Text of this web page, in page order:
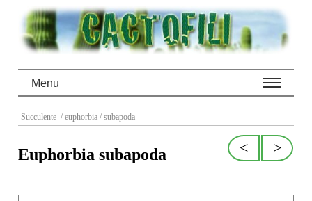
Menu
Succulente / euphorbia / subapoda
>
<
Euphorbia subapoda